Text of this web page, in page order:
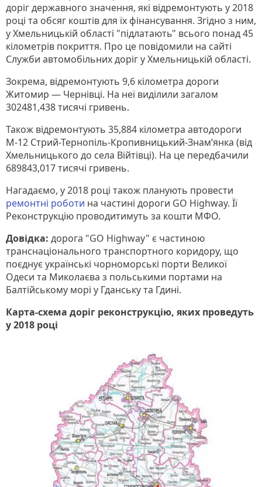
доріг державного значення, які відремонтують у 2018
році та обсяг коштів для їх фінансування. Згідно з ним,
у Хмельницькій області "підлатають" всього понад 45
кілометрів покриття. Про це повідомили на сайті
Служби автомобільних доріг у Хмельницькій області.
Зокрема, відремонтують 9,6 кілометра дороги
Житомир — Чернівці. На неї виділили загалом
302481,438 тисячі гривень.
Також відремонтують 35,884 кілометра автодороги
М-12 Стрий-Тернопіль-Кропивницький-Знам’янка (від
Хмельницького до села Війтівці). На це передбачили
689843,017 тисячі гривень.
Нагадаємо, у 2018 році також планують провести
ремонтні роботи на частині дороги GО Highway. Її
Реконструкцію проводитимуть за кошти МФО.
Довідка: дорога "GO Highway" є частиною
транснаціонального транспортного коридору, що
поєднує українські чорноморські порти Великої
Одеси та Миколаєва з польськими портами на
Балтійському морі у Гданську та Гдині.
Карта-схема доріг реконструкцію, яких проведуть
у 2018 році